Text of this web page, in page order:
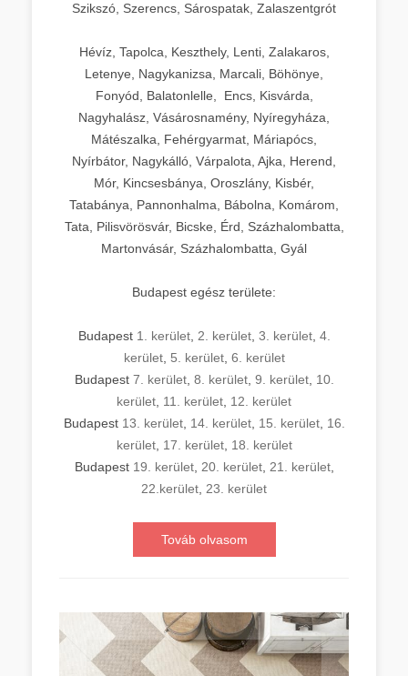
Szikszó, Szerencs, Sárospatak, Zalaszentgrót
Hévíz, Tapolca, Keszthely, Lenti, Zalakaros,
Letenye, Nagykanizsa, Marcali, Böhönye,
Fonyód, Balatonlelle, Encs, Kisvárda,
Nagyhalász, Vásárosnamény, Nyíregyháza,
Mátészalka, Fehérgyarmat, Máriapócs,
Nyírbátor, Nagykálló, Várpalota, Ajka, Herend,
Mór, Kincsesbánya, Oroszlány, Kisbér,
Tatabánya, Pannonhalma, Bábolna, Komárom,
Tata, Pilisvörösvár, Bicske, Érd, Százhalombatta,
Martonvásár, Százhalombatta, Gyál
Budapest egész területe:
Budapest 1. kerület, 2. kerület, 3. kerület, 4.
kerület, 5. kerület, 6. kerület
Budapest 7. kerület, 8. kerület, 9. kerület, 10.
kerület 11. kerület 12. kerület
Budapest 13. kerület, 14. kerület, 15. kerület, 16.
kerület, 17. kerület, 18. kerület
Budapest 19. kerület, 20. kerület, 21. kerület,
22.kerület 23. kerület
Továb olvasom